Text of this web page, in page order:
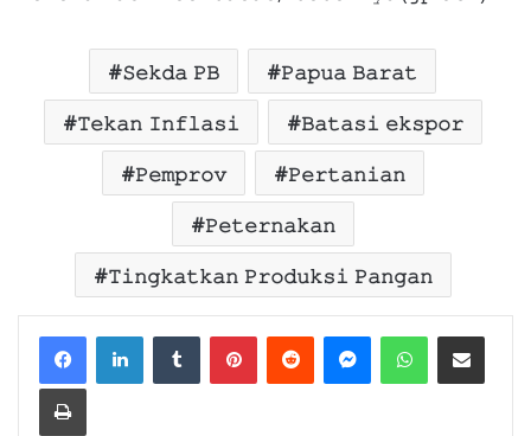
𝚂𝚎𝚔𝚍𝚊 𝙿𝙱 𝙿𝚊𝚙𝚞𝚊 𝙱𝚊𝚛𝚊𝚝
𝚃𝚎𝚔𝚊𝚗 𝙸𝚗𝚏𝚕𝚊𝚜𝚒 𝙱𝚊𝚝𝚊𝚜𝚒 𝚎𝚔𝚜𝚙𝚘𝚛
𝙿𝚎𝚖𝚙𝚛𝚘𝚟 𝙿𝚎𝚛𝚝𝚊𝚗𝚒𝚊𝚗
𝙿𝚎𝚝𝚎𝚛𝚗𝚊𝚔𝚊𝚗
𝚃𝚒𝚗𝚐𝚔𝚊𝚝𝚔𝚊𝚗 𝙿𝚛𝚘𝚍𝚞𝚔𝚜𝚒 𝙿𝚊𝚗𝚐𝚊𝚗
FacebookLinkedInTumblr PinterestReddit MessengerWhatsAppShare via Email
Print